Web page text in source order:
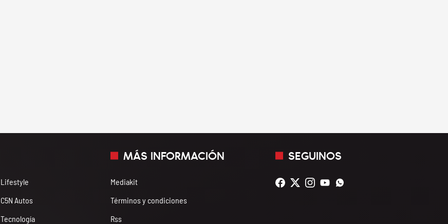
Lifestyle
C5N Autos
Tecnología
MÁS INFORMACIÓN
Mediakit
Términos y condiciones
Rss
SEGUINOS